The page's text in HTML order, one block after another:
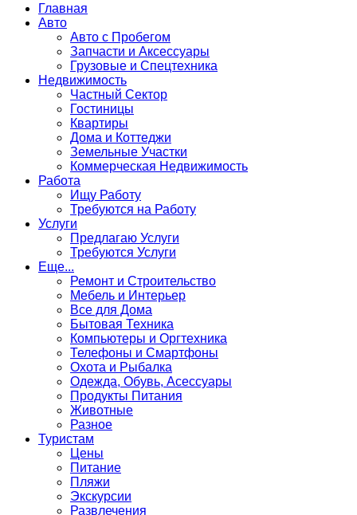
Главная
Авто
Авто с Пробегом
Запчасти и Аксессуары
Грузовые и Спецтехника
Недвижимость
Частный Сектор
Гостиницы
Квартиры
Дома и Коттеджи
Земельные Участки
Коммерческая Недвижимость
Работа
Ищу Работу
Требуются на Работу
Услуги
Предлагаю Услуги
Требуются Услуги
Еще...
Ремонт и Строительство
Мебель и Интерьер
Все для Дома
Бытовая Техника
Компьютеры и Оргтехника
Телефоны и Смартфоны
Охота и Рыбалка
Одежда, Обувь, Асессуары
Продукты Питания
Животные
Разное
Туристам
Цены
Питание
Пляжи
Экскурсии
Развлечения